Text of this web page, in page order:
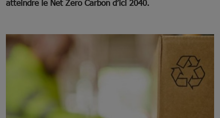
atteindre le Net Zero Carbon d’ici 2040.